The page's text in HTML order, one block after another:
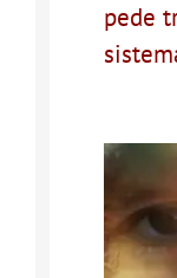
pede